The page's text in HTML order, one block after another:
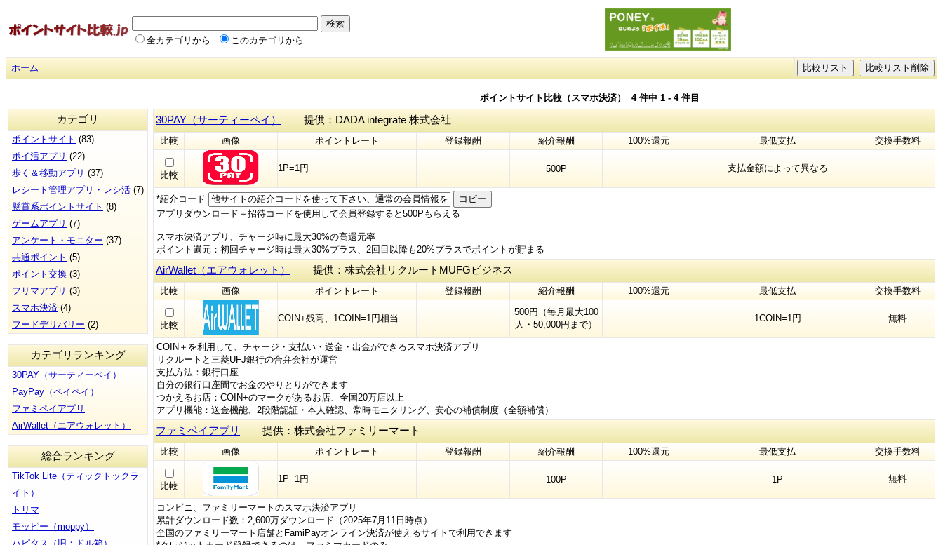
全カテゴリから このカテゴリから
ホーム
ポイントサイト比較（スマホ決済） 4件中 1 - 4件目
カテゴリ
ポイントサイト (83)
ポイ活アプリ (22)
歩く＆移動アプリ (37)
レシート管理アプリ・レシ活 (7)
懸賞系ポイントサイト (8)
ゲームアプリ (7)
アンケート・モニター (37)
共通ポイント (5)
ポイント交換 (3)
フリマアプリ (3)
スマホ決済 (4)
フードデリバリー (2)
カテゴリランキング
30PAY（サーティーペイ）
PayPay（ペイペイ）
ファミペイアプリ
AirWallet（エアウォレット）
総合ランキング
TikTok Lite（ティックトックラ
イト）
トリマ
モッピー（moppy）
30PAY（サーティーペイ） 提供：DADA integrate 株式会社
比較 画像 ポイントレート 登録報酬 紹介報酬 100%還元 最低支払 交換手数料
比較
1P=1円 500P 支払金額によって異なる
*紹介コード
コピー
アプリダウンロード＋招待コードを使用して会員登録すると500Pもらえる
スマホ決済アプリ、チャージ時に最大30%の高還元率
ポイント還元：初回チャージ時は最大30%プラス、2回目以降も20%プラスでポイントが貯まる
AirWallet（エアウォレット） 提供：株式会社リクルートMUFGビジネス
比較 画像 ポイントレート 登録報酬 紹介報酬 100%還元 最低支払 交換手数料
比較
COIN+残高、1COIN=1円相当
500円（毎月最大100
人・50,000円まで）
1COIN=1円 無料
COIN＋を利用して、チャージ・支払い・送金・出金ができるスマホ決済アプリ
リクルートと三菱UFJ銀行の合弁会社が運営
支払方法：銀行口座
自分の銀行口座間でお金のやりとりができます
つかえるお店：COIN+のマークがあるお店、全国20万店以上
アプリ機能：送金機能、2段階認証・本人確認、常時モニタリング、安心の補償制度（全額補償）
ファミペイアプリ 提供：株式会社ファミリーマート
比較 画像 ポイントレート 登録報酬 紹介報酬 100%還元 最低支払 交換手数料
比較
1P=1円 100P 1P 無料
コンビニ、ファミリーマートのスマホ決済アプリ
累計ダウンロード数：2,600万ダウンロード（2025年7月11日時点）
全国のファミリーマート店舗とFamiPayオンライン決済が使えるサイトで利用できます